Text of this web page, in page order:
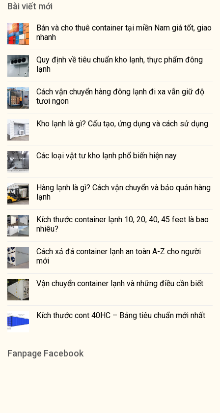
Bài viết mới
Bán và cho thuê container tại miền Nam giá tốt, giao
nhanh
Quy định về tiêu chuẩn kho lạnh, thực phẩm đông
lạnh
Cách vận chuyển hàng đông lạnh đi xa vẫn giữ độ
tươi ngon
Kho lạnh là gì? Cấu tạo, ứng dụng và cách sử dụng
Các loại vật tư kho lạnh phổ biến hiện nay
Hàng lạnh là gì? Cách vận chuyển và bảo quản hàng
lạnh
Kích thước container lạnh 10, 20, 40, 45 feet là bao
nhiêu?
Cách xả đá container lạnh an toàn A-Z cho người
mới
Vận chuyển container lạnh và những điều cần biết
Kích thước cont 40HC – Bảng tiêu chuẩn mới nhất
Fanpage Facebook